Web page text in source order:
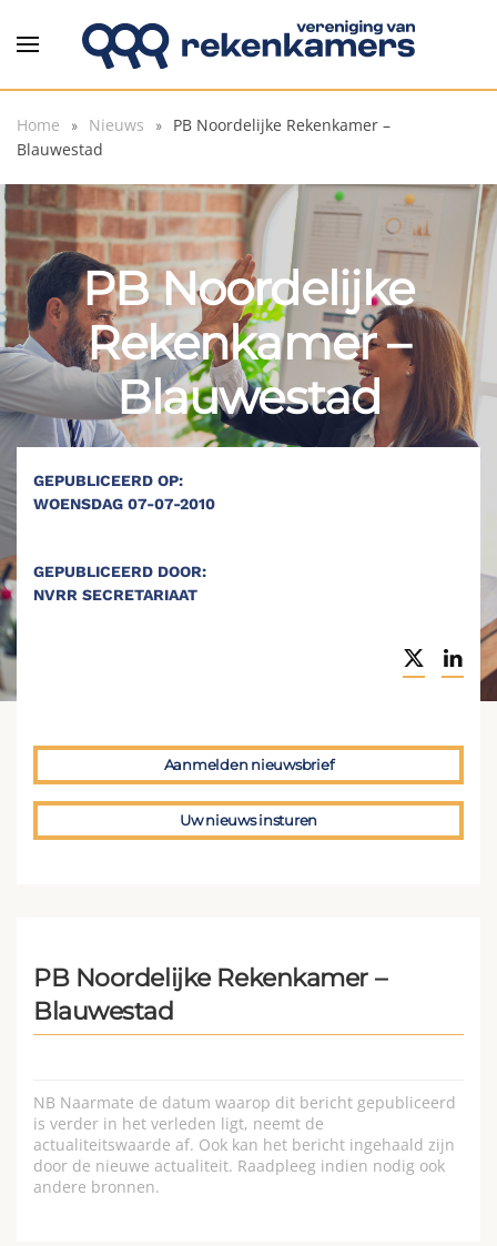
Overslaan en naar de inhoud gaan
Home Nieuws
PB Noordelijke Rekenkamer –
Blauwestad
PB Noordelijke
Rekenkamer –
Blauwestad
GEPUBLICEERD OP:
WOENSDAG 07-07-2010
GEPUBLICEERD DOOR:
NVRR SECRETARIAAT
Aanmelden nieuwsbrief
Uw nieuws insturen
PB Noordelijke Rekenkamer –
Blauwestad
NB Naarmate de datum waarop dit bericht gepubliceerd
is verder in het verleden ligt, neemt de
actualiteitswaarde af. Ook kan het bericht ingehaald zijn
door de nieuwe actualiteit. Raadpleeg indien nodig ook
andere bronnen.